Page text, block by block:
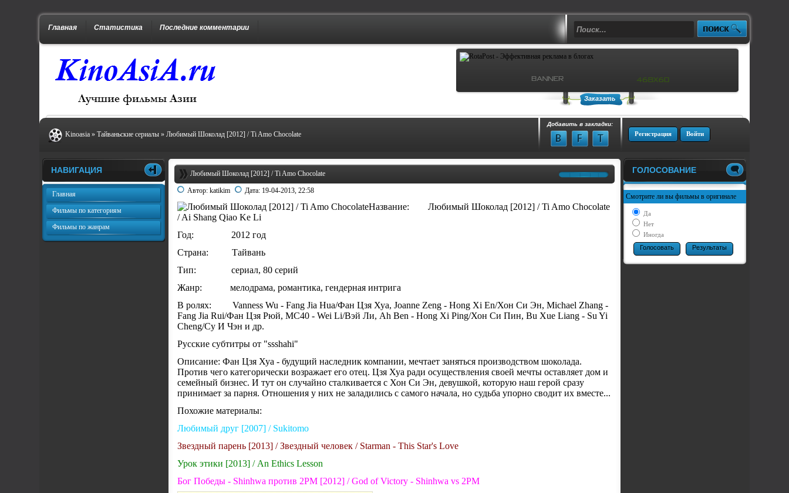
Главная Статистика Последние комментарии
Заказать
Kinoasia »Тайваньские сериалы » Любимый Шоколад [2012] / Ti Amo Chocolate Регистрация Войти
Добавить в закладки:
Любимый Шоколад [2012] / Ti Amo Chocolate
Автор:katikim Дата: 19-04-2013, 22:58
Название: Любимый Шоколад [2012] / Ti Amo Chocolate
/ Ai Shang Qiao Ke Li
Год: 2012 год
Страна: Тайвань
Тип: сериал, 80 серий
Жанр: мелодрама, романтика,гендерная интрига
В ролях: Vanness Wu - Fang Jia Hua/Фан Цзя Хуа, Joanne Zeng - Hong Xi En/Хон Си Эн, Michael Zhang -
Fang Jia Rui/Фан Цзя Рюй, MC40 - Wei Li/Вэй Ли, Ah Ben - Hong Xi Ping/Хон Си Пин, Bu Xue Liang - Su Yi
Cheng/Су И Чэн и др.
Русские субтитры от "ssshahi"
Описание: Фан Цзя Хуа - будущий наследник компании, мечтает заняться производством шоколада.
Против чего категорически возражает его отец. Цзя Хуа ради осуществления своей мечты оставляет дом и
семейный бизнес. И тут он случайно сталкивается с Хон Си Эн, девушкой, которую наш герой сразу
принимает за парня. Отношения у них не заладились с самого начала, но судьба упорно сводит их вместе...
Похожие материалы:
Любимый друг [2007] / Sukitomo
Звездный парень [2013] / Звездный человек / Starman - This Star's Love
Урок этики [2013] / An Ethics Lesson
Бог Победы - Shinhwa против 2PM [2012] / God of Victory - Shinhwa vs 2PM
НАВИГАЦИЯ
Главная
Фильмы по категориям
Фильмы по жанрам
ГОЛОСОВАНИЕ
Смотрите ли вы фильмы в оригинале
Да
Нет
Иногда